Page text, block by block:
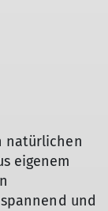
natürlichen
eigenem
und